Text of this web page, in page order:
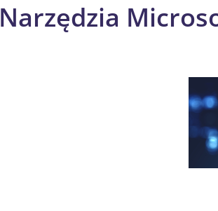
Narzędzia